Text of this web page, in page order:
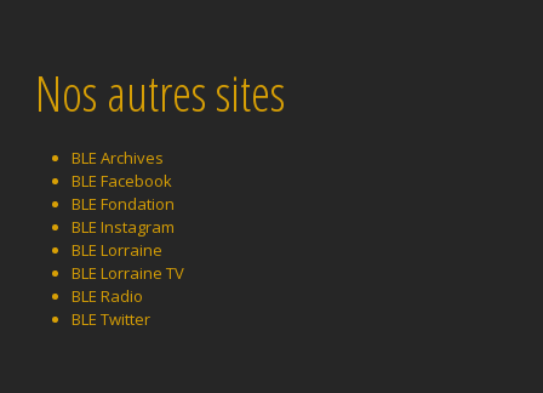
Nos autres sites
BLE Archives
BLE Facebook
BLE Fondation
BLE Instagram
BLE Lorraine
BLE Lorraine TV
BLE Radio
BLE Twitter